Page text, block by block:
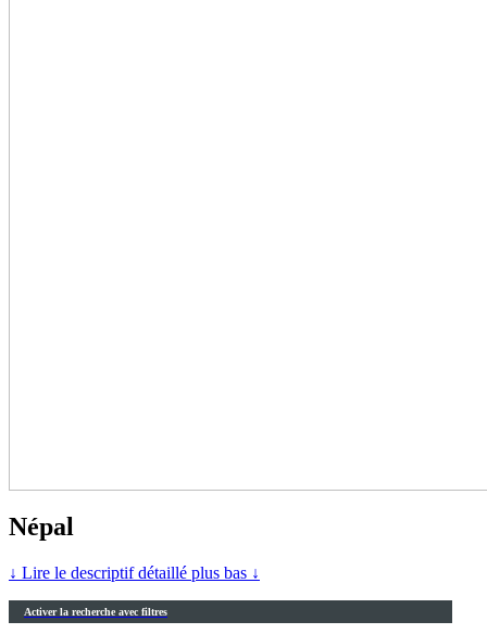
Népal
↓ Lire le descriptif détaillé plus bas ↓
Activer la recherche avec filtres